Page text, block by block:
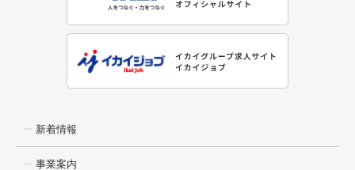
新着情報
事業案内